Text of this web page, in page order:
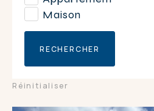
RECHERCHER
Maison
Surface du bien
Réinitialiser